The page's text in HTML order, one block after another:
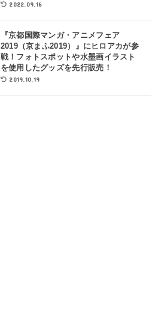
2022.09.16
『京都国際マンガ・アニメフェア
2019（京まふ2019）』にヒロアカが参
戦！フォトスポットや水墨画イラスト
を使用したグッズを先行販売！
2019.10.19